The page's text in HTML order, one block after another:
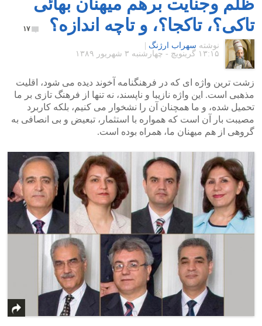
تاکی؟، تاکجا؟، و تاچه اندازه؟
۱۷
نوشته سهراب ارژنگ
۱۳:۱۵ گرينويچ - چهارشنبه ۳ شهریور ۱۳۸۹
زشت ترین واژه ای که در فرهنگنامه آخوند دیده می شود، اقلیت
مذهبی است. این واژه نازیبا و ناپسند، نه تنها از فرهنگ تازی بر ما
تحمیل شده، و ما همچنان آن را نشخوار می کنیم، بلکه کاربرد
مصیبت بار آن است که همواره با استثمار، تبعیض و بی انصافی به
گروهی از هم میهنان ما، همراه بوده است.